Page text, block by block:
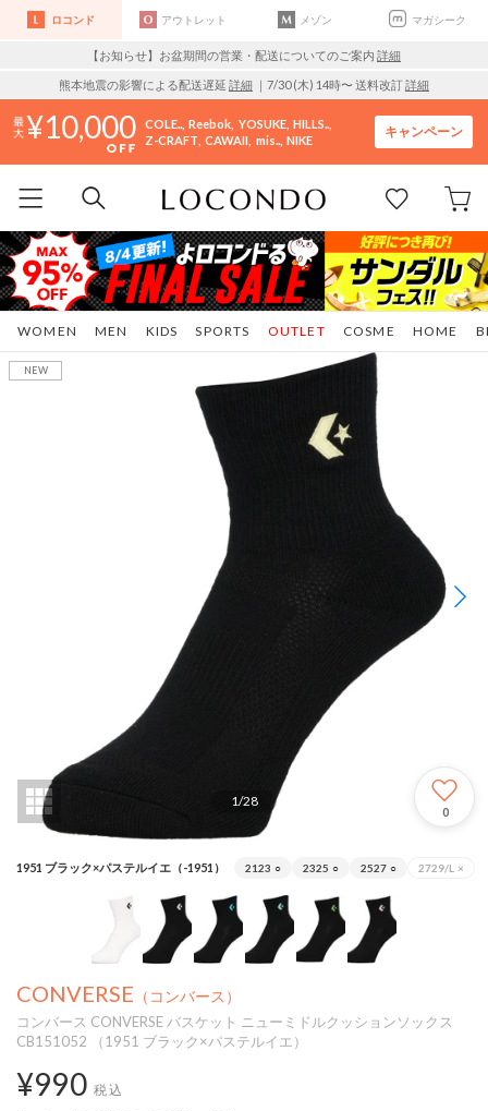
ロコンド アウトレット メゾン マガシーク
【お知らせ】お盆期間の営業・配送についてのご案内 詳細
熊本地震の影響による配送遅延 詳細 ｜7/30 (木) 14時〜 送料改訂詳細
10,000 COLE.. Reebok YOSUKE HILLS..
Z-CRAFT CAWAII mis.. NIKE
キャンペーン
WOMEN MEN KIDS SPORTS COSME HOME
OUTLET
1/28
0
1951 ブラック×パステルイエ（-1951） 2123 ○ 2325 ○ 2527 ○ 2729/L ×
CONVERSE （コンバース）
コンバース CONVERSE バスケット ニューミドルクッションソックス
CB151052 （1951 ブラック×パステルイエ）
¥990 税込